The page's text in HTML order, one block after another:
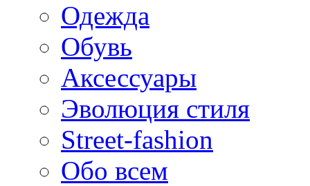
Одежда
Обувь
Аксессуары
Эволюция стиля
Street-fashion
Обо всем